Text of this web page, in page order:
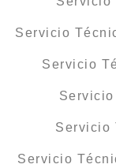
Servicio
Servicio
Servicio
Servicio